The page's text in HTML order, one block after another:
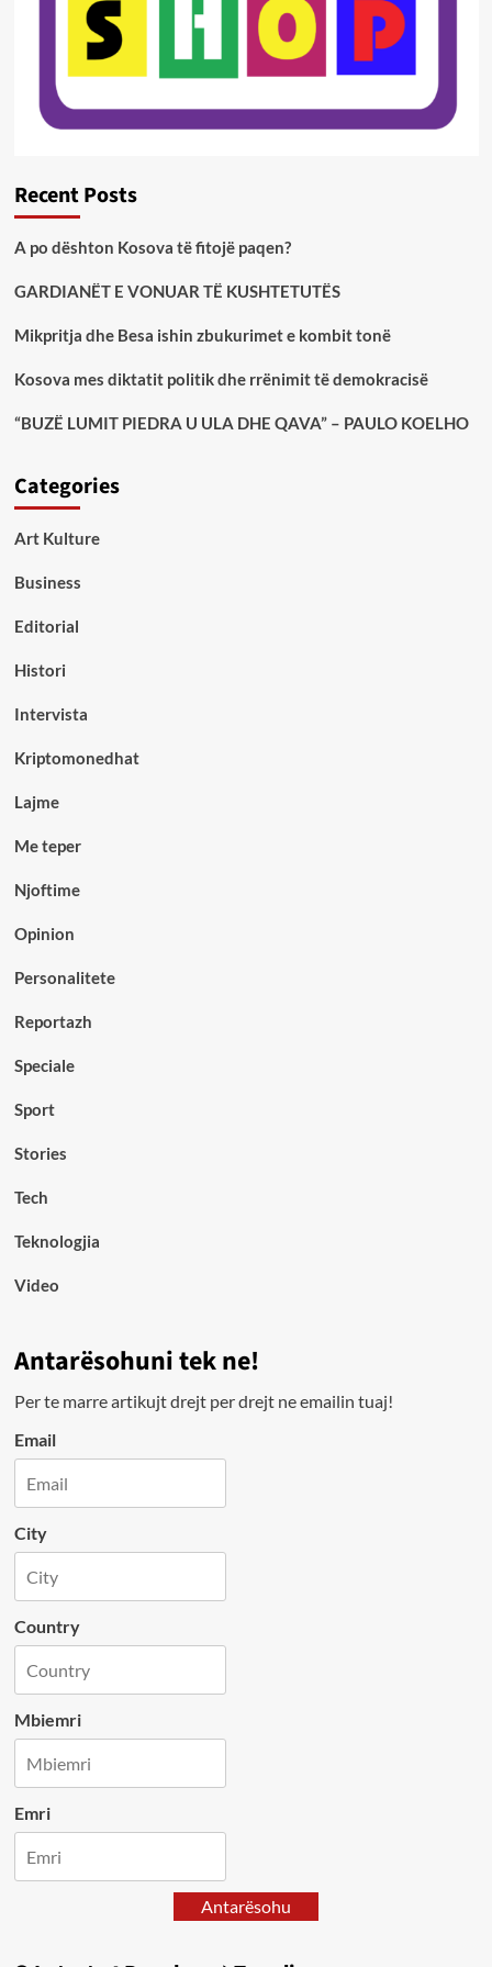
Recent Posts
A po dështon Kosova të fitojë paqen?
GARDIANËT E VONUAR TË KUSHTETUTËS
Mikpritja dhe Besa ishin zbukurimet e kombit tonë
Kosova mes diktatit politik dhe rrënimit të demokracisë
“BUZË LUMIT PIEDRA U ULA DHE QAVA” – PAULO KOELHO
Categories
Art Kulture
Business
Editorial
Histori
Intervista
Kriptomonedhat
Lajme
Me teper
Njoftime
Opinion
Personalitete
Reportazh
Speciale
Sport
Stories
Tech
Teknologjia
Video
Antarësohuni tek ne!
Per te marre artikujt drejt per drejt ne emailin tuaj!
Email
City
Country
Mbiemri
Emri
Antarësohu